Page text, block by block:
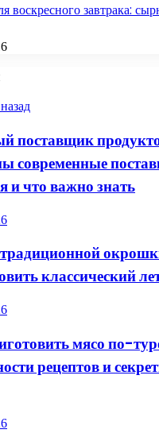
воскресного завтрака:
поставщик
современные
и что важно знать
классический
мясо по-
рецептов и